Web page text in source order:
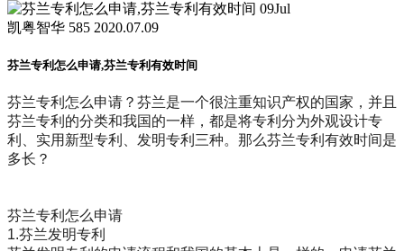
09Jul
凯粤智华 585 2020.07.09
芬兰专利怎么申请,芬兰专利有效时间
芬兰专利怎么申请？芬兰是一个很注重知识产权的国家，并且
芬兰专利的分类和我国的一样，都是将专利分为外观设计专
利、实用新型专利、发明专利三种。那么芬兰专利有效时间是
多长？
芬兰专利怎么申请
1.芬兰发明专利